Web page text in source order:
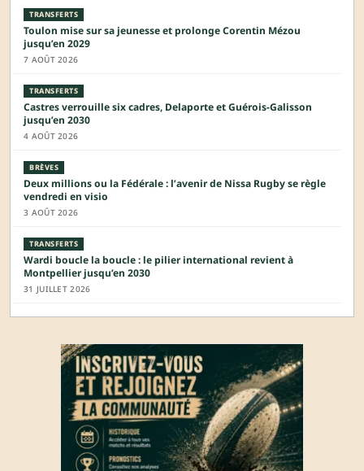
TRANSFERTS
Toulon mise sur sa jeunesse et prolonge Corentin Mézou
jusqu’en 2029
7 AOÛT 2026
TRANSFERTS
Castres verrouille six cadres, Delaporte et Guérois-Galisson
jusqu’en 2030
4 AOÛT 2026
BRÈVES
Deux millions ou la Fédérale : l’avenir de Nissa Rugby se règle
vendredi en visio
3 AOÛT 2026
TRANSFERTS
Wardi boucle la boucle : le pilier international revient à
Montpellier jusqu’en 2030
31 JUILLET 2026